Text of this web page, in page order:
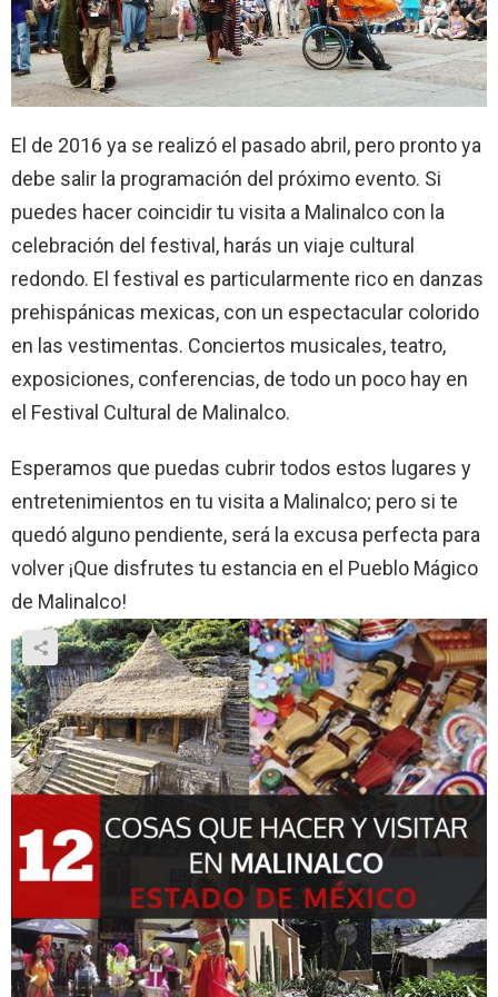
El de 2016 ya se realizó el pasado abril, pero pronto ya
debe salir la programación del próximo evento. Si
puedes hacer coincidir tu visita a Malinalco con la
celebración del festival, harás un viaje cultural
redondo. El festival es particularmente rico en danzas
prehispánicas mexicas, con un espectacular colorido
en las vestimentas. Conciertos musicales, teatro,
exposiciones, conferencias, de todo un poco hay en
el Festival Cultural de Malinalco.
Esperamos que puedas cubrir todos estos lugares y
entretenimientos en tu visita a Malinalco; pero si te
quedó alguno pendiente, será la excusa perfecta para
volver ¡Que disfrutes tu estancia en el Pueblo Mágico
de Malinalco!